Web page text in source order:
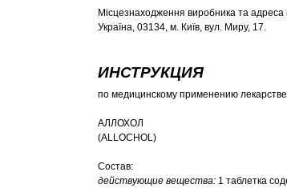
Місцезнаходження виробника та адреса
Україна, 03134, м. Київ, вул. Миру, 17.
ИНСТРУКЦИЯ
по медицинскому применению
АЛЛОХОЛ
(ALLOCHOL)
Состав:
действующие вещества: 1 таблетка